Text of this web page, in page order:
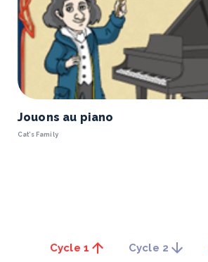
Jouons au piano
Cat’s Family
Cycle 1 Cycle 2